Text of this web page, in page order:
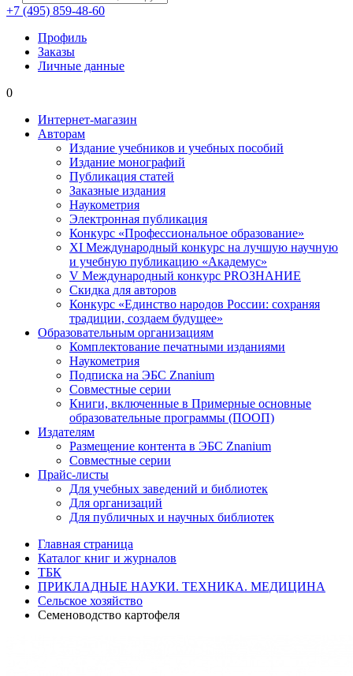
+7 (495) 859-48-60
Профиль
Заказы
Личные данные
0
Интернет-магазин
Авторам
Издание учебников и учебных пособий
Издание монографий
Публикация статей
Заказные издания
Наукометрия
Электронная публикация
Конкурс «Профессиональное образование»
XI Международный конкурс на лучшую научную
и учебную публикацию «Академус»
V Международный конкурс PROЗНАНИЕ
Скидка для авторов
Конкурс «Единство народов России: сохраняя
традиции, создаем будущее»
Образовательным организациям
Комплектование печатными изданиями
Наукометрия
Подписка на ЭБС Znanium
Совместные серии
Книги, включенные в Примерные основные
образовательные программы (ПООП)
Издателям
Размещение контента в ЭБС Znanium
Совместные серии
Прайс-листы
Для учебных заведений и библиотек
Для организаций
Для публичных и научных библиотек
Главная страница
Каталог книг и журналов
ТБК
ПРИКЛАДНЫЕ НАУКИ. ТЕХНИКА. МЕДИЦИНА
Сельское хозяйство
Семеноводство картофеля